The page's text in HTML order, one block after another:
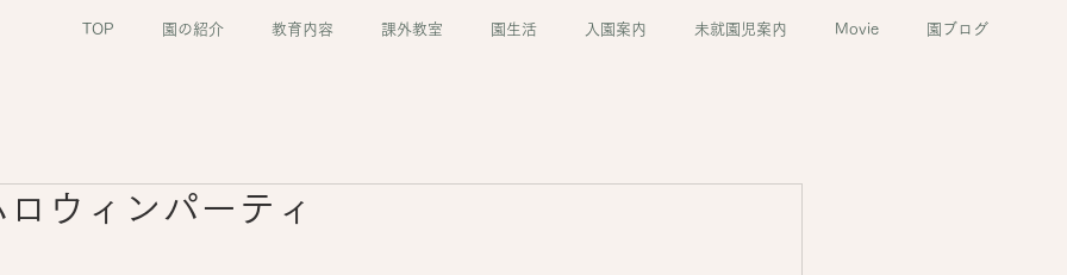
TOP 園の紹介 教育内容 課外教室 園生活 入園案内 未就園児案内 Movie 園ブログ
ウィンパーティ